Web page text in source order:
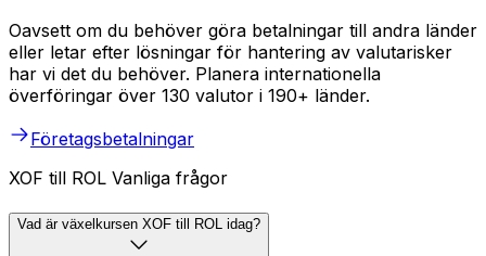
Oavsett om du behöver göra betalningar till andra länder
eller letar efter lösningar för hantering av valutarisker
har vi det du behöver. Planera internationella
överföringar över 130 valutor i 190+ länder.
Företagsbetalningar
XOF till ROL Vanliga frågor
Vad är växelkursen XOF till ROL idag?